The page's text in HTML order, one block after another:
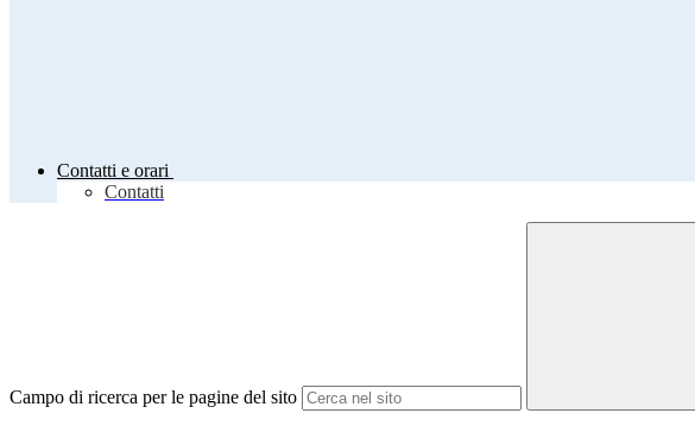
Contatti e orari
Contatti
Campo di ricerca per le pagine del sito